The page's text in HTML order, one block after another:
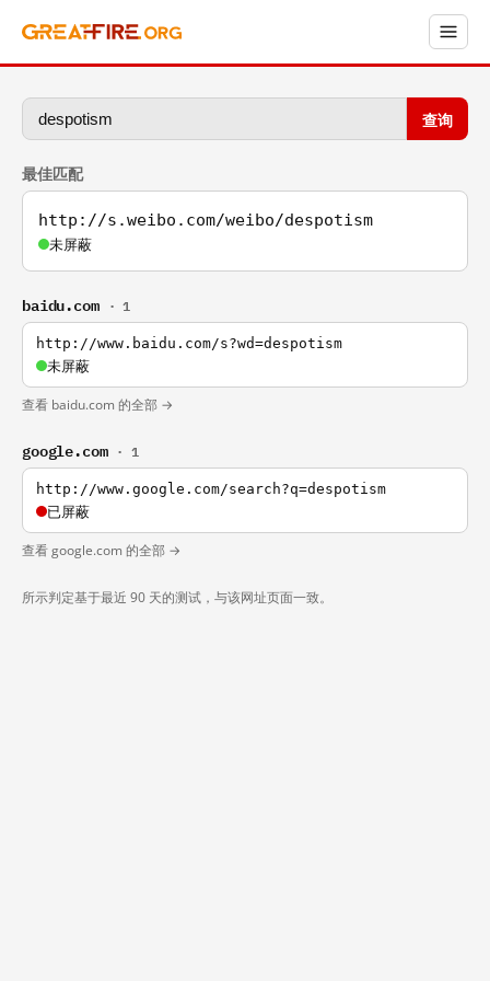
查询
最佳匹配
http://s.weibo.com/weibo/despotism
未屏蔽
baidu.com · 1
http://www.baidu.com/s?wd=despotism
未屏蔽
查看 baidu.com 的全部 →
google.com · 1
http://www.google.com/search?q=despotism
已屏蔽
查看 google.com 的全部 →
所示判定基于最近 90 天的测试，与该网址页面一致。